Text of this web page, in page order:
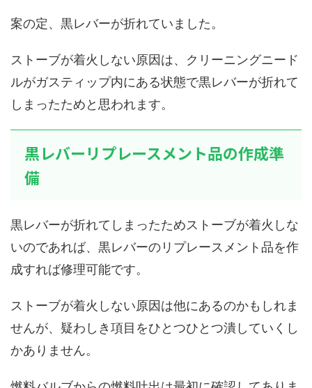
案の定、黒レバーが折れていました。
ストーブが着火しない原因は、クリーニングニード
ルがガスティップ内にある状態で黒レバーが折れて
しまったためと思われます。
黒レバーリプレースメント品の作成準
備
黒レバーが折れてしまったためストーブが着火しな
いのであれば、黒レバーのリプレースメント品を作
成すれば修理可能です。
ストーブが着火しない原因は他にあるのかもしれま
せんが、疑わしき項目をひとつひとつ潰していくし
かありません。